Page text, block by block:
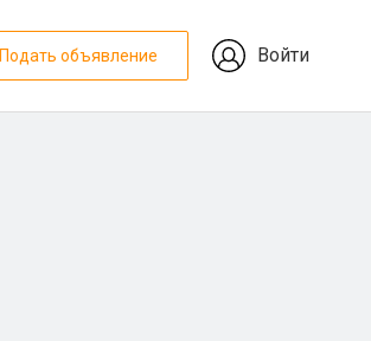
Подать объявление Войти